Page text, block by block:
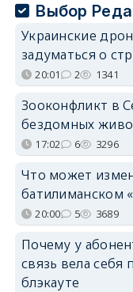
Выбор
Украинские
задуматься о
20:01 2 1341
Зооконфликт в
бездомных
17:02 6 3296
Что может
батилиманском
20:00 5 3689
Почему у
связь вела
блэкауте